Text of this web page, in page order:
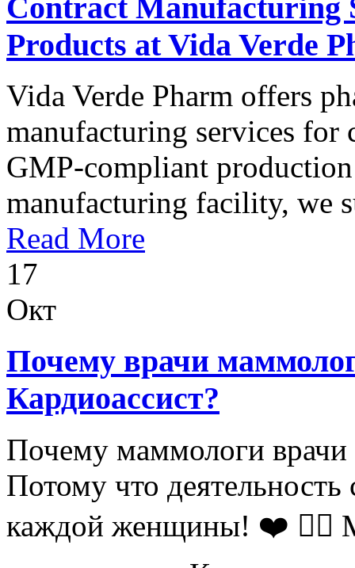
Contract Manufacturing
Products at Vida Verde
Vida Verde Pharm offers
manufacturing services for
GMP-compliant
manufacturing facility, we
Read More
17
Окт
Почему врачи
Кардиоассист?
Почему маммологи врачи
Потому что
каждой женщины! ❤️ 👩‍⚕️